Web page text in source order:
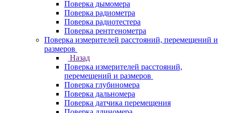
Поверка дымомера
Поверка радиометра
Поверка радиотестера
Поверка рентгенометра
Поверка измерителей расстояний, перемещений и
размеров
Назад
Поверка измерителей расстояний,
перемещений и размеров
Поверка глубиномера
Поверка дальномера
Поверка датчика перемещения